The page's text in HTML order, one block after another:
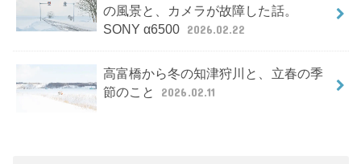
の風景と、カメラが故障した話。
SONY α6500 2026.02.22
高富橋から冬の知津狩川と、立春の季
節のこと
2026.02.11